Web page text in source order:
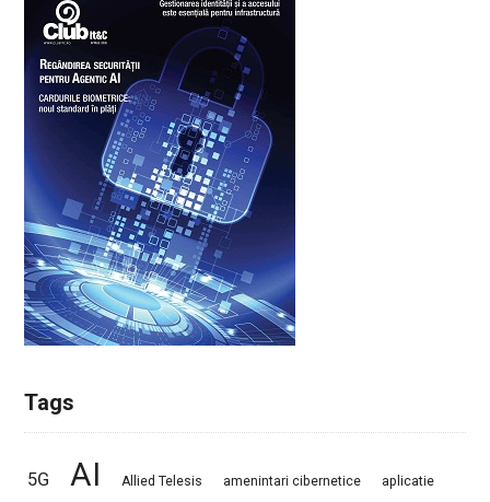
Tags
5G AI Allied Telesis amenintari cibernetice aplicatie